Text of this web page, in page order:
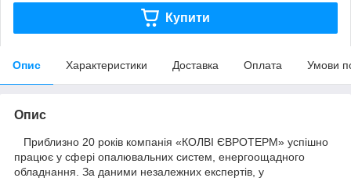
Купити
Опис Характеристики Доставка Оплата Умови
Опис
Приблизно 20 років компанія «КОЛВІ ЄВРОТЕРМ» успішно
працює у сфері опалювальних систем, енергоощадного
обладнання. За даними незалежних експертів, у